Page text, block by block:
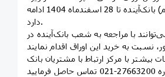
سرمایه‌گذاری (عام) بانک‌آینده تا 28 اسفندماه 1404 ادامه
دارد.
با مراجعه به شعب بانک‌آینده در
بیشتر با مرکز ارتباط با مشتریان بانک